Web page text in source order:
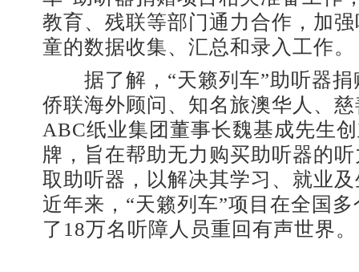
教育、残联等部门通力合作，加
童的数据收集、汇总和录入工作。
据了解，“天籁列车”助听器捐
侨联海外顾问、知名旅澳华人、
ABC纸业集团董事长魏基成先生
牌，旨在帮助无力购买助听器的
取助听器，以解决其学习、就业
近年来，“天籁列车”项目在全国
了18万名听障人员重回有声世界。